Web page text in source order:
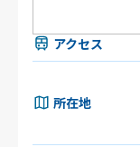
アクセス
所在地